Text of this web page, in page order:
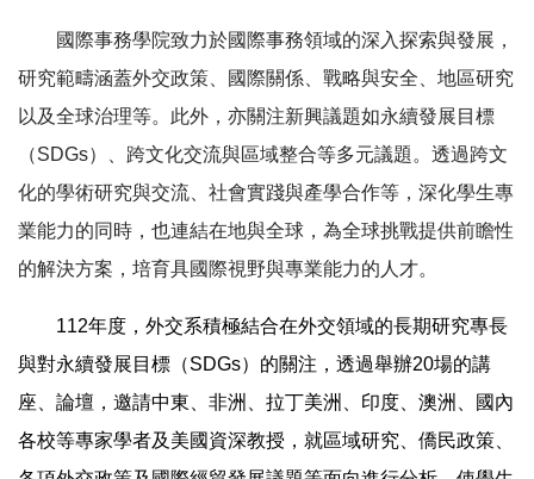
國際事務學院致力於國際事務領域的深入探索與發展，
研究範疇涵蓋外交政策、國際關係、戰略與安全、地區研究
以及全球治理等。此外，亦關注新興議題如永續發展目標
（SDGs）、跨文化交流與區域整合等多元議題。透過跨文
化的學術研究與交流、社會實踐與產學合作等，深化學生專
業能力的同時，也連結在地與全球，為全球挑戰提供前瞻性
的解決方案，培育具國際視野與專業能力的人才。
112年度，外交系積極結合在外交領域的長期研究專長
與對永續發展目標（SDGs）的關注，透過舉辦20場的講
座、論壇，邀請中東、非洲、拉丁美洲、印度、澳洲、國內
各校等專家學者及美國資深教授，就區域研究、僑民政策、